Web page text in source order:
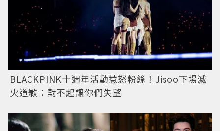
BLACKPINK十週年活動惹怒粉絲！Jisoo下場滅
火道歉：對不起讓你們失望